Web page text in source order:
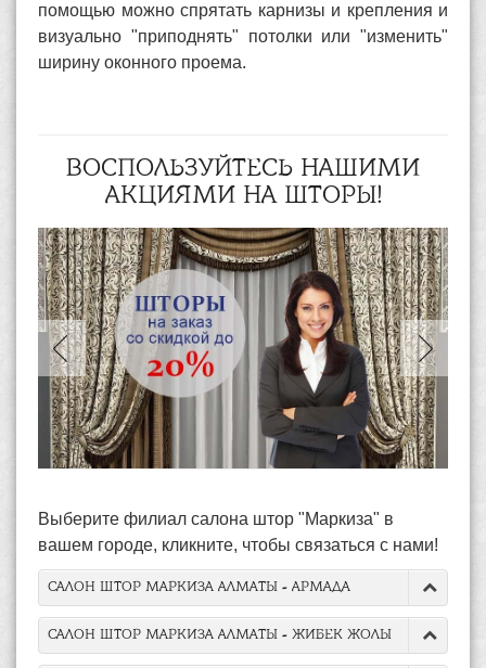
помощью можно спрятать карнизы и крепления и
визуально "приподнять" потолки или "изменить"
ширину оконного проема.
ВОСПОЛЬЗУЙТЕСЬ НАШИМИ
АКЦИЯМИ НА ШТОРЫ!
Выберите филиал салона штор "Маркиза" в
вашем городе, кликните, чтобы связаться с нами!
САЛОН ШТОР МАРКИЗА АЛМАТЫ - АРМАДА
САЛОН ШТОР МАРКИЗА АЛМАТЫ - ЖИБЕК ЖОЛЫ